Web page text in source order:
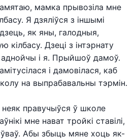
мамка прывозіла мне
Я дзяліўся з іншымі
як яны, галодныя,
кілбасу. Дзеці з інтэрнату
аднойчы і я. Прыйшоў дамоў.
і дамовілася, каб
на выпрабавальны тэрмін.
правучыўся ў школе
мне нават тройкі ставілі,
Абы збыць мяне хоць як-